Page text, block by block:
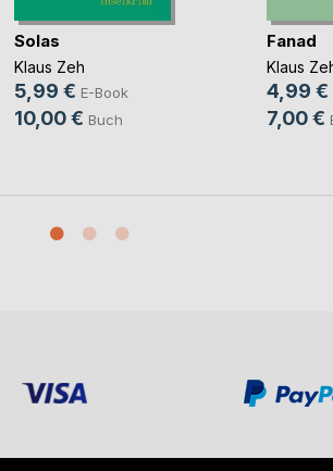
Solas
Klaus Zeh
5,99 € E-Book
10,00 € Buch
Fanad
Klaus
4,99 €
7,00 €